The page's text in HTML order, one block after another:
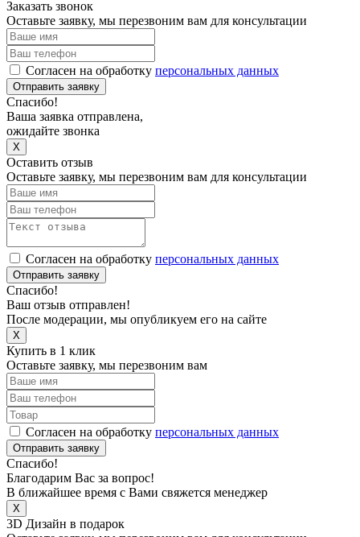
Заказать звонок
Оставьте заявку, мы перезвоним вам для консультации
Согласен на обработку персональных данных
Отправить заявку
Спасибо!
Ваша заявка отправлена,
ожидайте звонка
X
Оставить отзыв
Оставьте заявку, мы перезвоним вам для консультации
Согласен на обработку персональных данных
Отправить заявку
Спасибо!
Ваш отзыв отправлен!
После модерации, мы опубликуем его на сайте
X
Купить в 1 клик
Оставьте заявку, мы перезвоним вам
Согласен на обработку персональных данных
Отправить заявку
Спасибо!
Благодарим Вас за вопрос!
В ближайшее время с Вами свяжется менеджер
X
3D Дизайн в подарок